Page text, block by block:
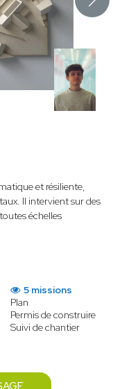
et résiliente,
Il intervient sur des
échelles
5 missions
Plan
Permis de construire
Suivi de chantier